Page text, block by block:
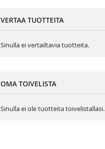
VERTAA TUOTTEITA
Sinulla ei vertailtavia tuotteita.
OMA TOIVELISTA
Sinulla ei ole tuotteita toivelistallasi.